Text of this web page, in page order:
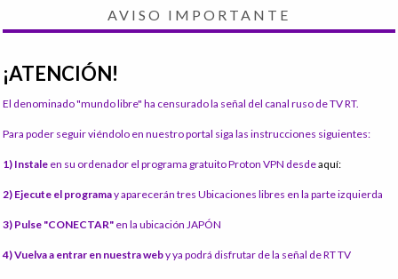
AVISO IMPORTANTE
¡ATENCIÓN!
El denominado "mundo libre" ha censurado la señal del canal ruso de TV RT.
Para poder seguir viéndolo en nuestro portal siga las instrucciones siguientes:
1) Instale en su ordenador el programa gratuito Proton VPN desdeaquí:
2) Ejecute el programay aparecerán tres Ubicaciones libres en la parte izquierda
3) Pulse "CONECTAR" en la ubicación JAPÓN
4) Vuelva a entrar en nuestra weby ya podrá disfrutar de la señal de RT TV